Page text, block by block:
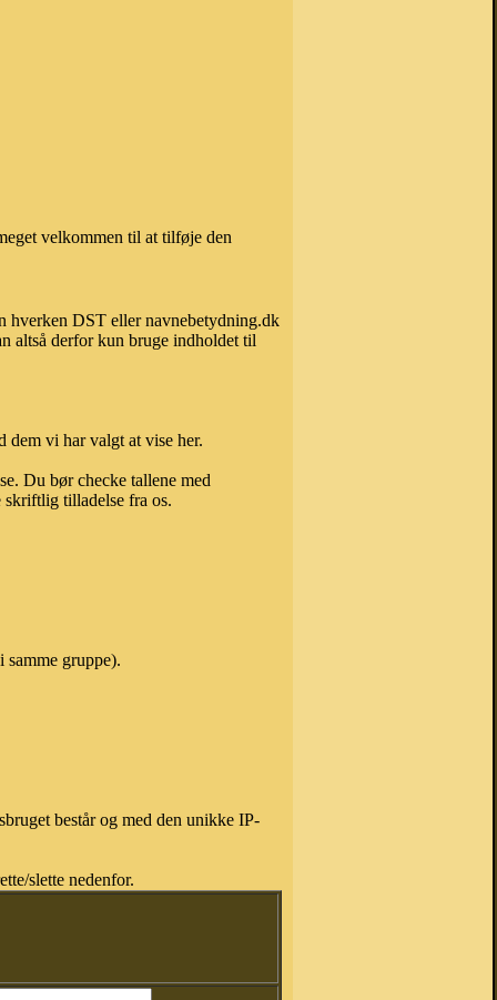
velkommen til at tilføje den
hverken DST eller navnebetydning.dk
altså derfor kun bruge indholdet til
dem vi har valgt at vise her.
Du bør checke tallene med
skriftlig tilladelse fra os.
gruppe).
består og med den unikke IP-
slette nedenfor.